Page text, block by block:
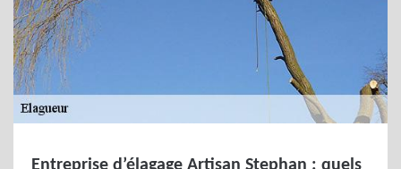
Entreprise d’élagage Artisan Stephan : quels